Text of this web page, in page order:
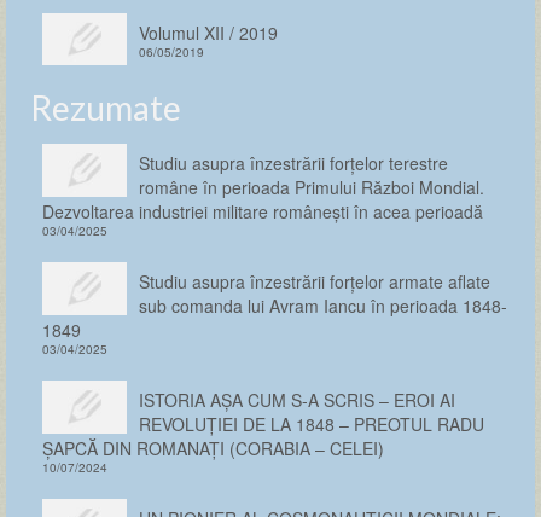
Volumul XII / 2019
06/05/2019
Rezumate
Studiu asupra înzestrării forţelor terestre
române în perioada Primului Război Mondial.
Dezvoltarea industriei militare românești în acea perioadă
03/04/2025
Studiu asupra înzestrării forţelor armate aflate
sub comanda lui Avram Iancu în perioada 1848-
1849
03/04/2025
ISTORIA AȘA CUM S-A SCRIS – EROI AI
REVOLUȚIEI DE LA 1848 – PREOTUL RADU
ȘAPCĂ DIN ROMANAȚI (CORABIA – CELEI)
10/07/2024